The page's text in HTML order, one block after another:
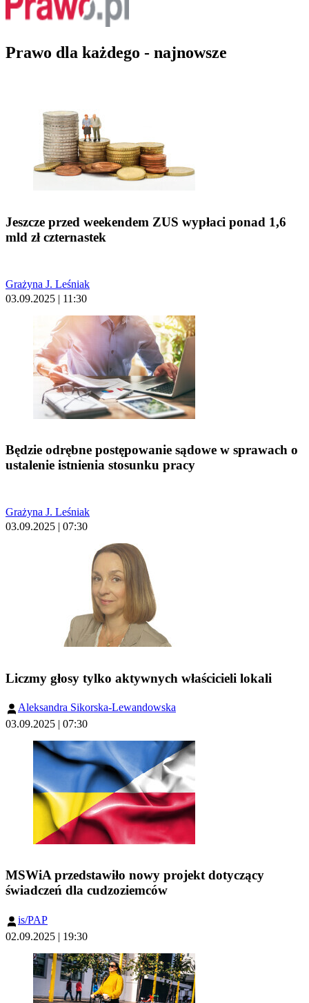
Prawo dla każdego - najnowsze
Jeszcze przed weekendem ZUS wypłaci ponad 1,6
mld zł czternastek
Grażyna J. Leśniak
03.09.2025 | 11:30
Będzie odrębne postępowanie sądowe w sprawach o
ustalenie istnienia stosunku pracy
Grażyna J. Leśniak
03.09.2025 | 07:30
Liczmy głosy tylko aktywnych właścicieli lokali
Aleksandra Sikorska-Lewandowska
03.09.2025 | 07:30
MSWiA przedstawiło nowy projekt dotyczący
świadczeń dla cudzoziemców
is/PAP
02.09.2025 | 19:30